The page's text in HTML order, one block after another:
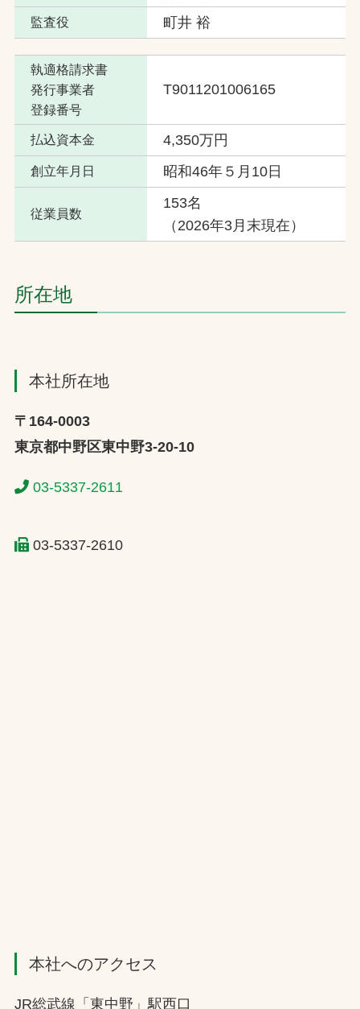
監査役 町井 裕
執適格請求書
発行事業者
登録番号
T9011201006165
払込資本金 4,350万円
創立年月日 昭和46年５月10日
従業員数
153名
（2026年3月末現在）
所在地
本社所在地
〒164-0003
東京都中野区東中野3-20-10
03-5337-2611
03-5337-2610
本社へのアクセス
JR総武線「東中野」駅西口